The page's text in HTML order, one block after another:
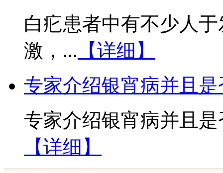
白疕患者中有不少人
激，... 【详细】
专家介绍银宵病并且
专家介绍银宵病并且
【详细】